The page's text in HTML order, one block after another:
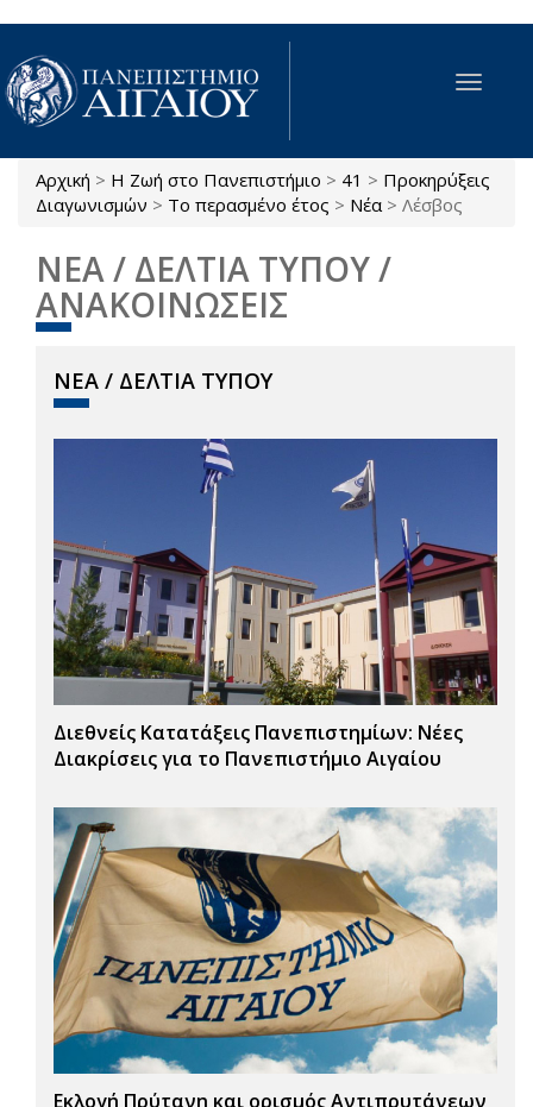
Παράκαμψη προς το κυρίως περιεχόμενο
Toggle
Είστε εδώ
Αρχική > Η Ζωή στο Πανεπιστήμιο > 41 > Προκηρύξεις
Διαγωνισμών > Το περασμένο έτος > Νέα > Λέσβος
ΝΕΑ / ΔΕΛΤΙΑ ΤΥΠΟΥ /
ΑΝΑΚΟΙΝΩΣΕΙΣ
ΝΕΑ / ΔΕΛΤΙΑ ΤΥΠΟΥ
Διεθνείς Κατατάξεις Πανεπιστημίων: Νέες
Διακρίσεις για το Πανεπιστήμιο Αιγαίου
Εκλογή Πρύτανη και ορισμός Αντιπρυτάνεων